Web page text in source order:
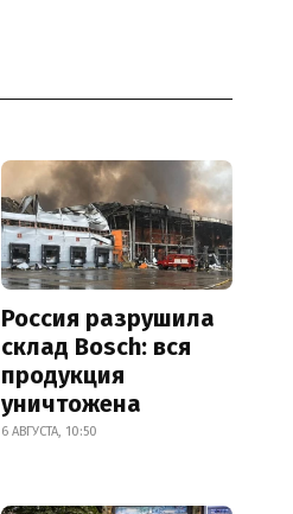
Россия разрушила
склад Bosch: вся
продукция
уничтожена
6 АВГУСТА, 10:50